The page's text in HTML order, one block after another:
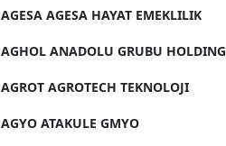
AGESA AGESA HAYAT EMEKLILIK
AGHOL ANADOLU GRUBU HOLDING
AGROT AGROTECH TEKNOLOJI
AGYO ATAKULE GMYO